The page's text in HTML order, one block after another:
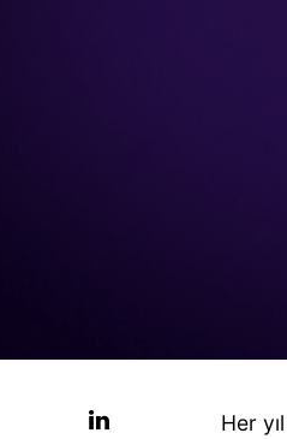
Her